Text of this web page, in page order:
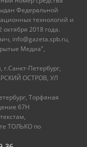
Федеральной
технологий и
2018 года.
info@gazeta.spb.ru,
Медиа",
Петербург,
ОСТРОВ, УЛ
Торфяная
67Н
ТОЛЬКО по